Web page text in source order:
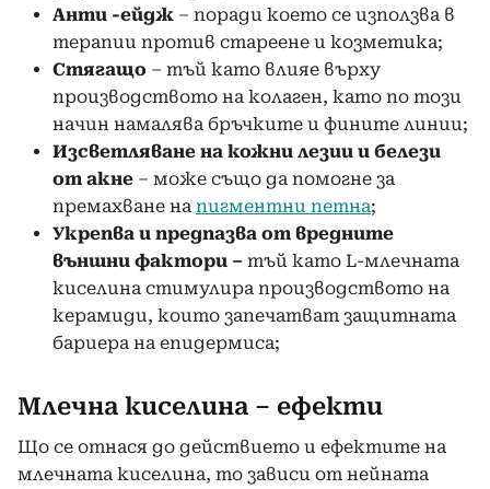
Анти -ейдж – поради което се използва в
терапии против стареене и козметика;
Стягащо – тъй като влияе върху
производството на колаген, като по този
начин намалява бръчките и фините линии;
Изсветляване на кожни лезии и белези
от акне – може също да помогне за
премахване на пигментни петна;
Укрепва и предпазва от вредните
външни фактори – тъй като L-млечната
киселина стимулира производството на
керамиди, които запечатват защитната
бариера на епидермиса;
Млечна киселина – ефекти
Що се отнася до действието и ефектите на
млечната киселина, то зависи от нейната